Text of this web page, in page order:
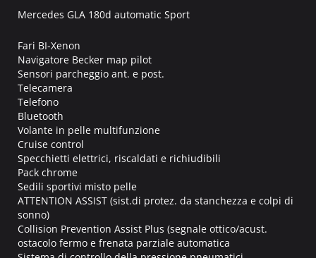
Mercedes GLA 180d automatic Sport
Fari BI-Xenon
Navigatore Becker map pilot
Sensori parcheggio ant. e post.
Telecamera
Telefono
Bluetooth
Volante in pelle multifunzione
Cruise control
Specchietti elettrici, riscaldati e richiudibili
Pack chrome
Sedili sportivi misto pelle
ATTENTION ASSIST (sist.di protez. da stanchezza e colpi di
sonno)
Collision Prevention Assist Plus (segnale ottico/acust.
ostacolo fermo e frenata parziale automatica